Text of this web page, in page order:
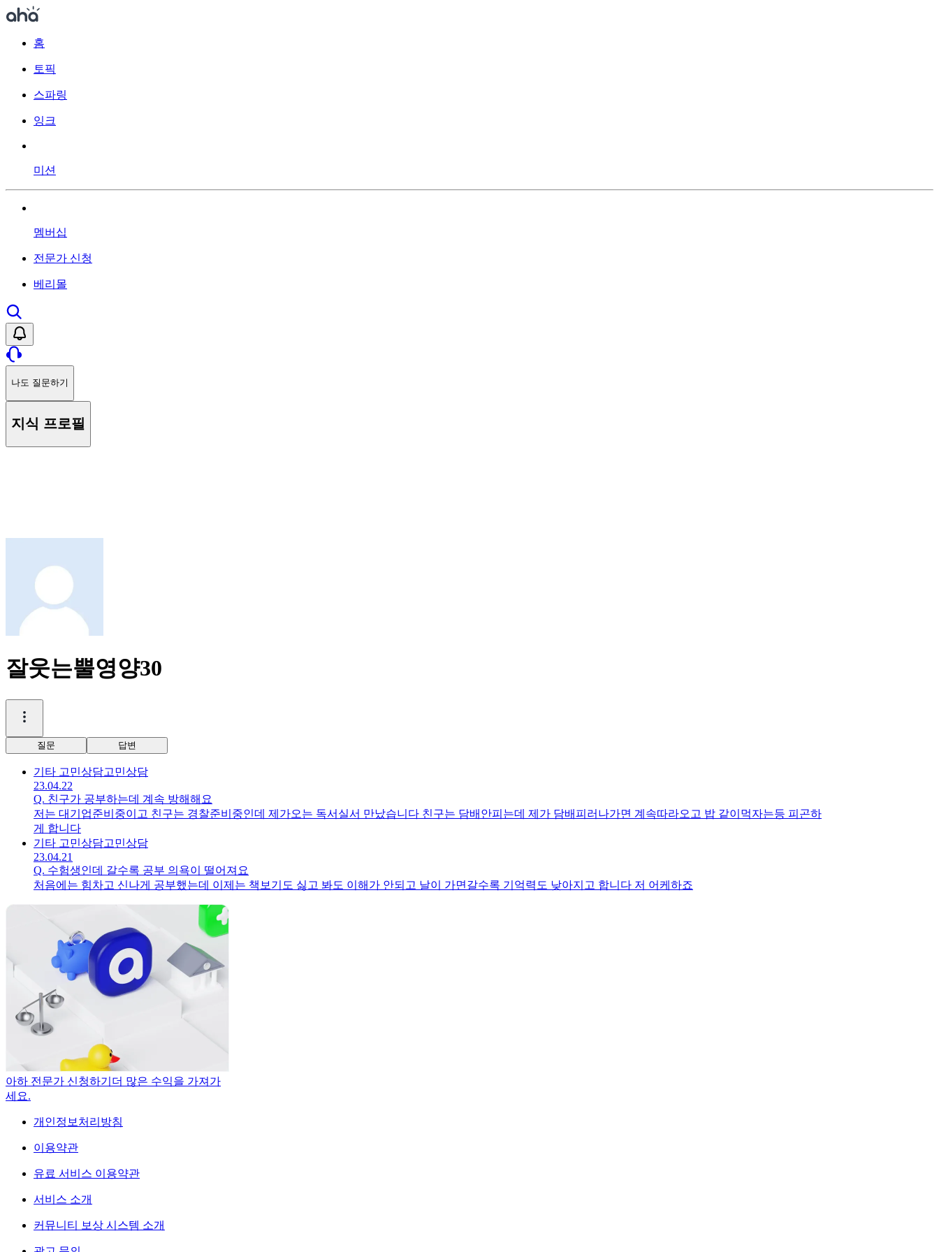
홈
토픽
스파링
잉크
미션
멤버십
전문가 신청
베리몰
나도 질문하기
지식 프로필
잘웃는뿔영양30
질문 답변
기타 고민상담고민상담
23.04.22
Q. 친구가 공부하는데 계속 방해해요
저는 대기업준비중이고 친구는 경찰준비중인데 제가오는 독서실서 만났습니다 친구는 담배안피는데 제가 담배피러나가면 계속따라오고 밥 같이먹자는등 피곤하
게 합니다
기타 고민상담고민상담
23.04.21
Q. 수험생인데 갈수록 공부 의욕이 떨어져요
처음에는 힘차고 신나게 공부했는데 이제는 책보기도 싫고 봐도 이해가 안되고 날이 가면갈수록 기억력도 낮아지고 합니다 저 어케하죠
아하 전문가 신청하기 더 많은 수익을 가져가
세요.
개인정보처리방침
이용약관
유료 서비스 이용약관
서비스 소개
커뮤니티 보상 시스템 소개